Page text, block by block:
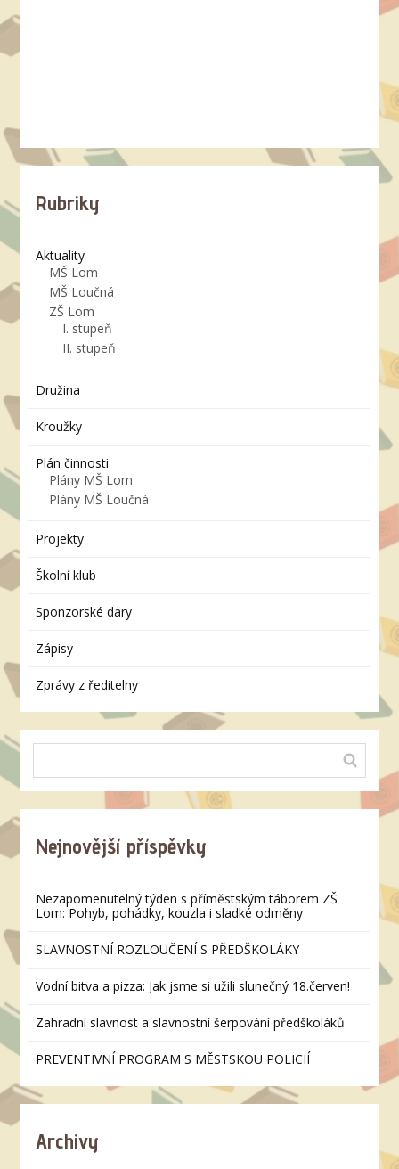
Rubriky
Aktuality
MŠ Lom
MŠ Loučná
ZŠ Lom
I. stupeň
II. stupeň
Družina
Kroužky
Plán činnosti
Plány MŠ Lom
Plány MŠ Loučná
Projekty
Školní klub
Sponzorské dary
Zápisy
Zprávy z ředitelny
Nejnovější příspěvky
Nezapomenutelný týden s příměstským táborem ZŠ
Lom: Pohyb, pohádky, kouzla i sladké odměny
SLAVNOSTNÍ ROZLOUČENÍ S PŘEDŠKOLÁKY
Vodní bitva a pizza: Jak jsme si užili slunečný 18.červen!
Zahradní slavnost a slavnostní šerpování předškoláků
PREVENTIVNÍ PROGRAM S MĚSTSKOU POLICIÍ
Archivy